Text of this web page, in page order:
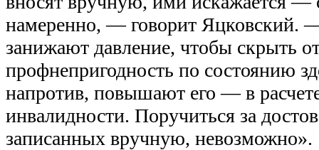
намеренно, — говорит Яцковский.
занижают давление, чтобы скрыть
профнепригодность по состоянию
напротив, повышают его — в
инвалидности. Поручиться за
записанных вручную, невозможно».